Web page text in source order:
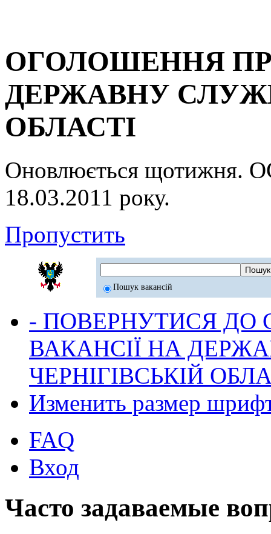
ОГОЛОШЕННЯ
ДЕРЖАВНУ
ОБЛАСТІ
Оновлюється
18.03.2011 року.
Пропустить
Пошук вакансій
- ПОВЕРНУТИСЯ ДО
ВАКАНСІЇ НА
ЧЕРНІГІВСЬКІЙ
Изменить размер
FAQ
Вход
Часто задаваемые